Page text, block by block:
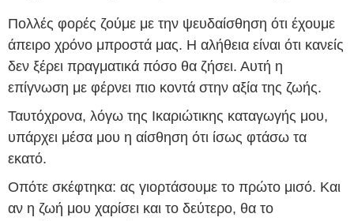
Πολλές φορές ζούμε με την ψευδαίσθηση ότι έχουμε
άπειρο χρόνο μπροστά μας. Η αλήθεια είναι ότι κανείς
δεν ξέρει πραγματικά πόσο θα ζήσει. Αυτή η
επίγνωση με φέρνει πιο κοντά στην αξία της ζωής.
Ταυτόχρονα, λόγω της Ικαριώτικης καταγωγής μου,
υπάρχει μέσα μου η αίσθηση ότι ίσως φτάσω τα
εκατό.
Οπότε σκέφτηκα: ας γιορτάσουμε το πρώτο μισό. Και
αν η ζωή μου χαρίσει και το δεύτερο, θα το